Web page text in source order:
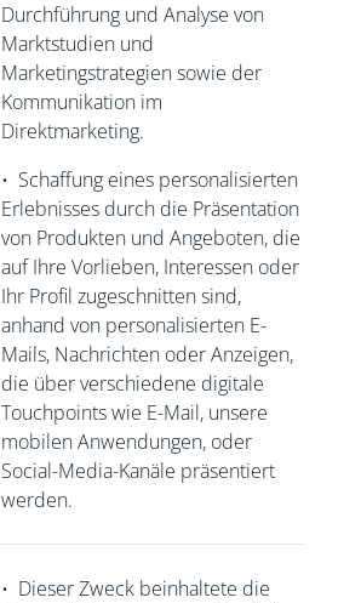
Durchführung und Analyse von
Marktstudien und
Marketingstrategien sowie der
Kommunikation im
Direktmarketing.
• Schaffung eines personalisierten
Erlebnisses durch die Präsentation
von Produkten und Angeboten, die
auf Ihre Vorlieben, Interessen oder
Ihr Profil zugeschnitten sind,
anhand von personalisierten E-
Mails, Nachrichten oder Anzeigen,
die über verschiedene digitale
Touchpoints wie E-Mail, unsere
mobilen Anwendungen, oder
Social-Media-Kanäle präsentiert
werden.
• Dieser Zweck beinhaltete die